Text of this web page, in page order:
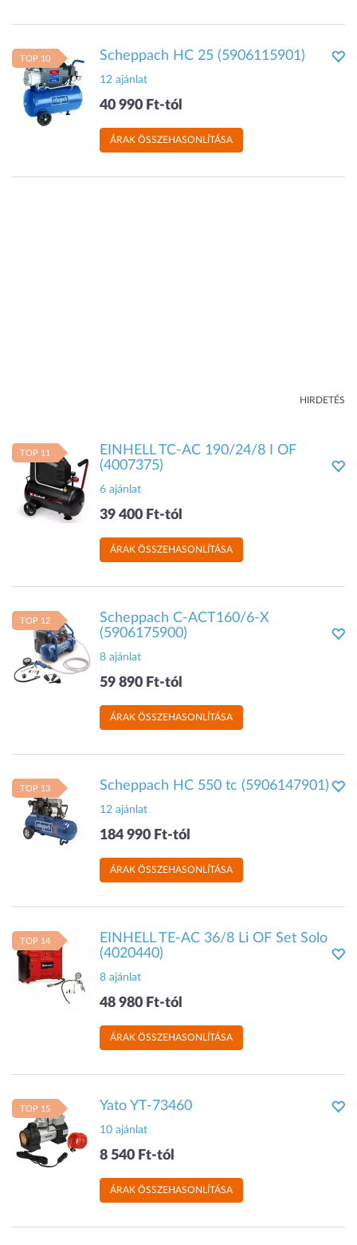
TOP 10 Scheppach HC 25 (5906115901)
12 ajánlat
40 990 Ft-tól
ÁRAK ÖSSZEHASONLÍTÁSA
HIRDETÉS
TOP 11
EINHELL TC-AC 190/24/8 I OF
(4007375)
6 ajánlat
39 400 Ft-tól
ÁRAK ÖSSZEHASONLÍTÁSA
TOP 12
Scheppach C-ACT160/6-X
(5906175900)
8 ajánlat
59 890 Ft-tól
ÁRAK ÖSSZEHASONLÍTÁSA
TOP 13 Scheppach HC 550 tc (5906147901)
12 ajánlat
184 990 Ft-tól
ÁRAK ÖSSZEHASONLÍTÁSA
TOP 14
EINHELL TE-AC 36/8 Li OF Set Solo
(4020440)
8 ajánlat
48 980 Ft-tól
ÁRAK ÖSSZEHASONLÍTÁSA
TOP 15 Yato YT-73460
10 ajánlat
8 540 Ft-tól
ÁRAK ÖSSZEHASONLÍTÁSA